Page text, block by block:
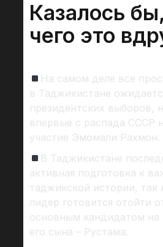
Казалось
чего это
На самом деле все
в Таджикистане
президентских выборов,
впервые с распада СССР
участие Эмомали Рахмон.
В Таджикистане
активная подготовка к
таджикской истории, так
лидер готовится отойти
основным кандидатом на
его сына – Рустама.